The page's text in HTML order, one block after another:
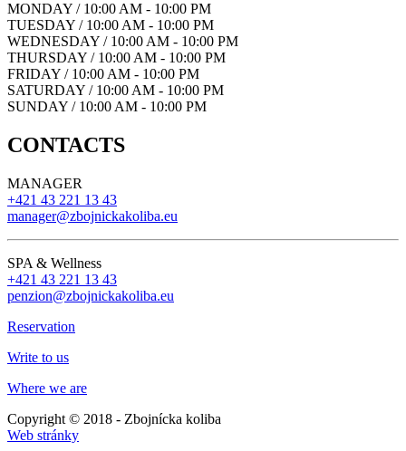
MONDAY / 10:00 AM - 10:00 PM
TUESDAY / 10:00 AM - 10:00 PM
WEDNESDAY / 10:00 AM - 10:00 PM
THURSDAY / 10:00 AM - 10:00 PM
FRIDAY / 10:00 AM - 10:00 PM
SATURDAY / 10:00 AM - 10:00 PM
SUNDAY / 10:00 AM - 10:00 PM
CONTACTS
MANAGER
+421 43 221 13 43
manager@zbojnickakoliba.eu
SPA & Wellness
+421 43 221 13 43
penzion@zbojnickakoliba.eu
Reservation
Write to us
Where we are
Copyright © 2018 - Zbojnícka koliba
Web stránky